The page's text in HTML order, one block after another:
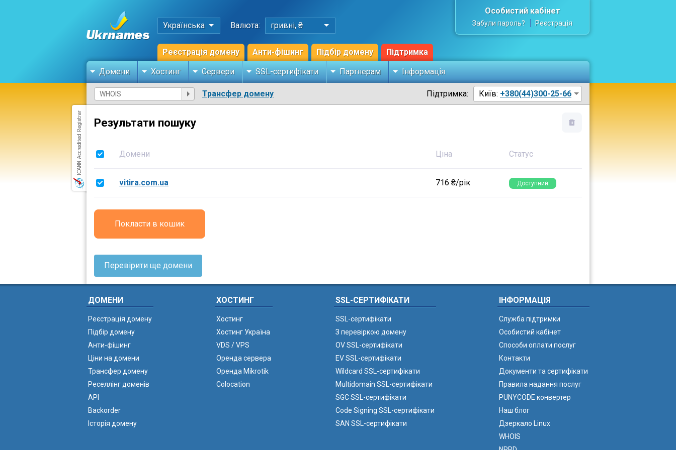
Українська Валюта: гривні, ₴
Реєстрація домену Анти-фішинг Підбір домену Підтримка
Особистий кабінет
Забули пароль? Реєстрація
Домени Хостинг Сервери SSL-сертифікати Партнерам Інформація
Трансфер домену Підтримка: Київ: +380(44)300-25-66
Результати пошуку
Домени Ціна Статус
vitira.com.ua 716 ₴/рік Доступний
Покласти в кошик
Перевірити ще домени
ДОМЕНИ
Реєстрація домену
Підбір домену
Анти-фішинг
Ціни на домени
Трансфер домену
Реселлінг доменів
API
Backorder
Історія домену
ХОСТИНГ
Хостинг
Хостинг Україна
VDS / VPS
Оренда сервера
Оренда Mikrotik
Colocation
SSL-СЕРТИФІКАТИ
SSL-сертифікати
З перевіркою домену
OV SSL-сертифікати
EV SSL-сертифікати
Wildcard SSL-сертифікати
Multidomain SSL-сертифікати
SGC SSL-сертифікати
Code Signing SSL-сертифікати
SAN SSL-сертифікати
ІНФОРМАЦІЯ
Служба підтримки
Особистий кабінет
Способи оплати послуг
Контакти
Документи та сертифікати
Правила надання послуг
PUNYCODE конвертер
Наш блог
Дзеркало Linux
WHOIS